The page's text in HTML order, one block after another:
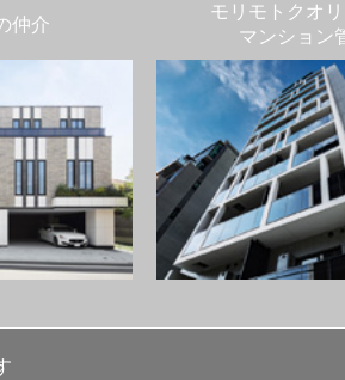
仲介
モリモトクオ
マンション